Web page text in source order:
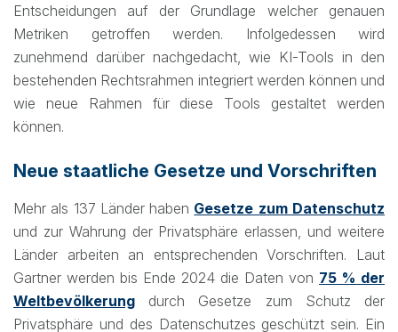
Entscheidungen auf der Grundlage welcher genauen
Metriken getroffen werden. Infolgedessen wird
zunehmend darüber nachgedacht, wie KI-Tools in den
bestehenden Rechtsrahmen integriert werden können und
wie neue Rahmen für diese Tools gestaltet werden
können.
Neue staatliche Gesetze und Vorschriften
Mehr als 137 Länder haben Gesetze zum Datenschutz
und zur Wahrung der Privatsphäre erlassen, und weitere
Länder arbeiten an entsprechenden Vorschriften. Laut
Gartner werden bis Ende 2024 die Daten von 75 % der
Weltbevölkerung durch Gesetze zum Schutz der
Privatsphäre und des Datenschutzes geschützt sein. Ein